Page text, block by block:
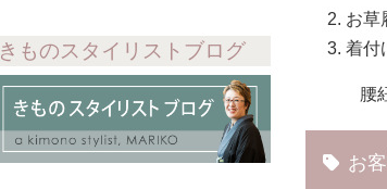
お草
着付
腰
お
きものスタイリストブログ